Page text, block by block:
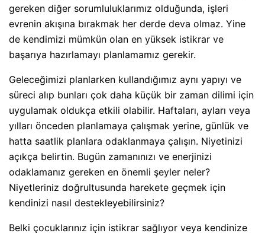
gereken diğer sorumluluklarımız olduğunda, işleri
evrenin akışına bırakmak her derde deva olmaz. Yine
de kendimizi mümkün olan en yüksek istikrar ve
başarıya hazırlamayı planlamamız gerekir.
Geleceğimizi planlarken kullandığımız aynı yapıyı ve
süreci alıp bunları çok daha küçük bir zaman dilimi için
uygulamak oldukça etkili olabilir. Haftaları, ayları veya
yılları önceden planlamaya çalışmak yerine, günlük ve
hatta saatlik planlara odaklanmaya çalışın. Niyetinizi
açıkça belirtin. Bugün zamanınızı ve enerjinizi
odaklamanız gereken en önemli şeyler neler?
Niyetleriniz doğrultusunda harekete geçmek için
kendinizi nasıl destekleyebilirsiniz?
Belki çocuklarınız için istikrar sağlıyor veya kendinize